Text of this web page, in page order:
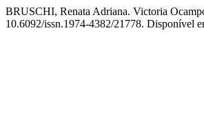
BRUSCHI, Renata Adriana. Victoria
10.6092/issn.1974-4382/21778. Disponível